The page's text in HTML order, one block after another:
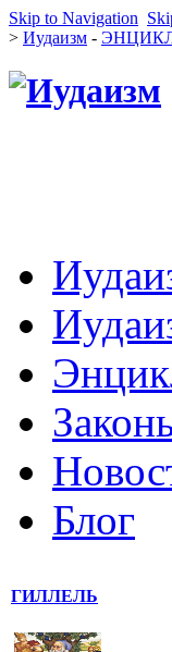
Skip to Navigation
> Иудаизм -
Блог
ГИЛЛЕЛЬ